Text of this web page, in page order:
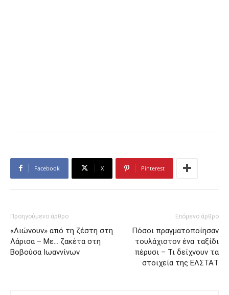
Facebook X Pinterest
Προηγούμενο άρθρο
«Λιώνουν» από τη ζέστη στη
Λάρισα – Με… ζακέτα στη
Βοβούσα Ιωαννίνων
Επόμενο άρθρο
Πόσοι πραγματοποίησαν
τουλάχιστον ένα ταξίδι
πέρυσι – Τι δείχνουν τα
στοιχεία της ΕΛΣΤΑΤ